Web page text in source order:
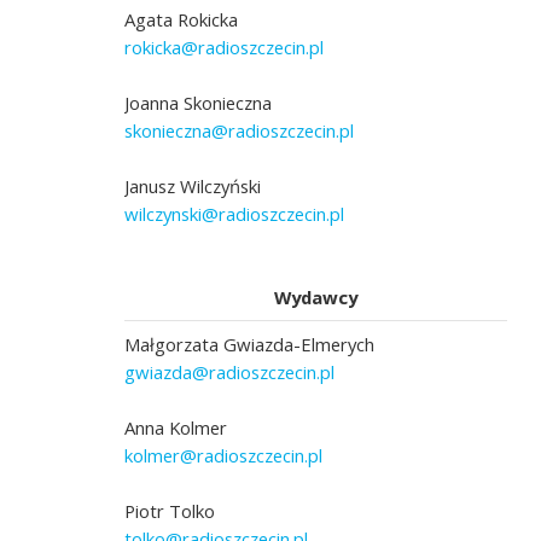
Agata Rokicka
rokicka@radioszczecin.pl
Joanna Skonieczna
skonieczna@radioszczecin.pl
Janusz Wilczyński
wilczynski@radioszczecin.pl
Wydawcy
Małgorzata Gwiazda-Elmerych
gwiazda@radioszczecin.pl
Anna Kolmer
kolmer@radioszczecin.pl
Piotr Tolko